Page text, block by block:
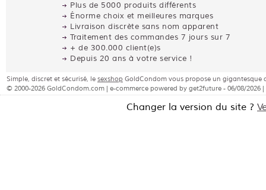
Plus de 5000 produits différents
Énorme choix et meilleures marques
Livraison discrète sans nom apparent
Traitement des commandes 7 jours sur 7
+ de 300.000 client(e)s
Depuis 20 ans à votre service !
Simple, discret et sécurisé, le sexshop GoldCondom vous propose un gigantesque
© 2000-2026 GoldCondom.com | e-commerce powered by get2future - 06/08/2026 |
Changer la version du site ?